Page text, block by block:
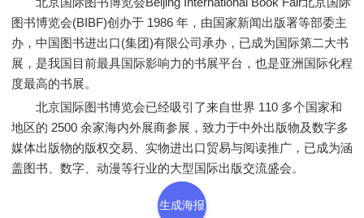
图书博览会(BIBF)创办于 1986 年，由国家新闻出版署等部委主
办，中国图书进出口(集团)有限公司承办，已成为国际第二大书
展，是我国目前最具国际影响力的书展平台，也是亚洲国际化程
度最高的书展。
北京国际图书博览会已经吸引了来自世界 110 多个国家和
地区的 2500 余家海内外展商参展，致力于中外出版物及数字多
媒体出版物的版权交易、实物进出口贸易与阅读推广，已成为涵
盖图书、数字、动漫等行业的大型国际出版交流盛会。
生成海报